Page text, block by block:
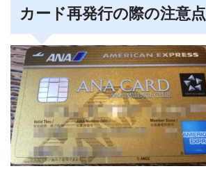
カード再発行の際の注意点